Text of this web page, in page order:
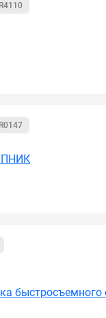
быстросъемного